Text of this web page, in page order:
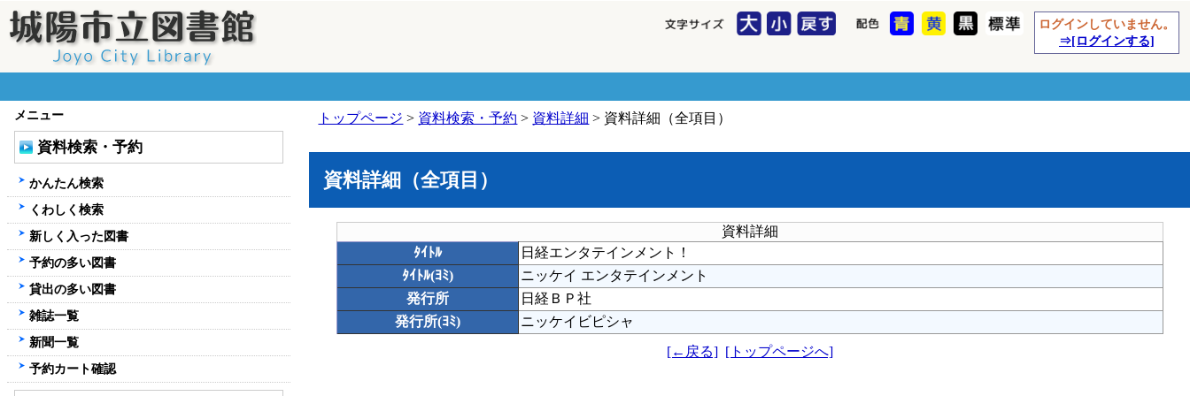
ログインしていません。
⇒[ログインする]
トップページ > 資料検索・予約 > 資料詳細 > 資料詳細（全項目）
資料詳細（全項目）
資料詳細
ﾀｲﾄﾙ
日経エンタテインメント！
ﾀｲﾄﾙ(ﾖﾐ)
ニッケイ エンタテインメント
発行所
日経ＢＰ社
発行所(ﾖﾐ)
ニッケイビピシャ
[←戻る] [トップページへ]
メニュー
資料検索・予約
かんたん検索
くわしく検索
新しく入った図書
予約の多い図書
貸出の多い図書
雑誌一覧
新聞一覧
予約カート確認